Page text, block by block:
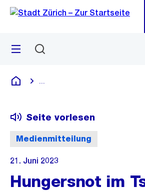
Navigation
Sprunglink
Menü
Deutsch
Medienmitteilung
Seite vorlesen
21. Juni 2023
Hungersnot im